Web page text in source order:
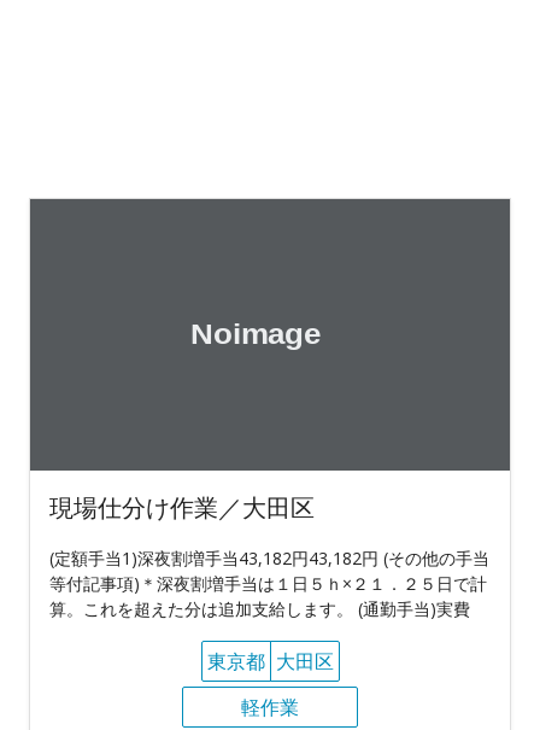
現場仕分け作業／大田区
(定額手当1)深夜割増手当43,182円43,182円 (その他の手当
等付記事項)＊深夜割増手当は１日５ｈ×２１．２５日で計
算。これを超えた分は追加支給します。 (通勤手当)実費
東京都 大田区
軽作業